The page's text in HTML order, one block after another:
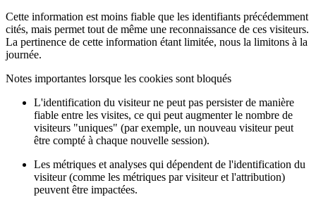
Cette information est moins fiable que les identifiants précédemment
cités, mais permet tout de même une reconnaissance de ces visiteurs.
La pertinence de cette information étant limitée, nous la limitons à la
journée.
Notes importantes lorsque les cookies sont bloqués
L'identification du visiteur ne peut pas persister de manière
fiable entre les visites, ce qui peut augmenter le nombre de
visiteurs "uniques" (par exemple, un nouveau visiteur peut
être compté à chaque nouvelle session).
Les métriques et analyses qui dépendent de l'identification du
visiteur (comme les métriques par visiteur et l'attribution)
peuvent être impactées.